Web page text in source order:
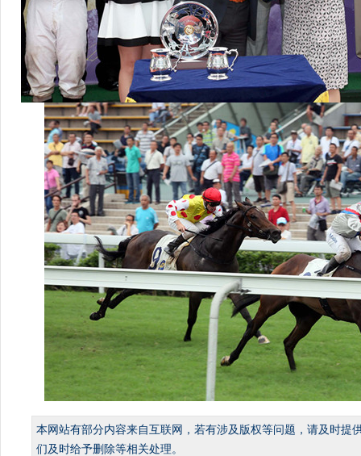
本网站有部分内容来自互联网，若有涉及版权等问题，请及时提
们及时给予删除等相关处理。